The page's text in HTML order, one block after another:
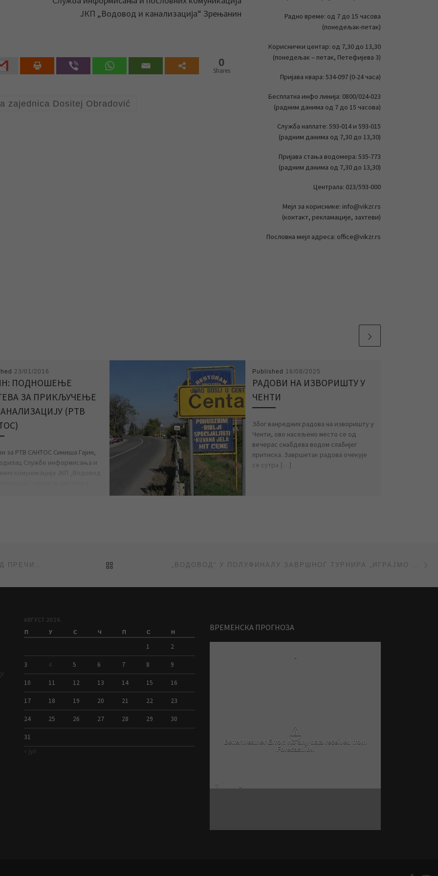
ЈКП „Водовод и канализација“ Зрењанин
0
Shares
zajednica Dositej Obradović
23/01/2016
ПОДНОШЕЊЕ
ЗА ПРИКЉУЧЕЊЕ
(РТВ
за РТВ САНТОС Синиша Гајин,
Службе информисања и
комуникација ЈКП „Водовод
Published 16/08/2025
РАДОВИ НА ИЗВОРИШТУ У
ЧЕНТИ
Због ванредних радова на изворишту у
Ченти, ово насељено место се од
вечерас снабдева водом слабијег
притиска. Завршетак радова очекује
се сутра […]
Радно време: од 7 до 15 часова
(понедељак-петак)
Кориснички центар: од 7,30 до 13,30
(понедељак – петак, Петефијева 3)
Пријава квара: 534-097 (0-24 часа)
Бесплатна инфо линија: 0800/024-023
(радним данима од 7 до 15 часова)
Служба наплате: 593-014 и 593-015
(радним данима од 7,30 до 13,30)
Пријава стања водомера: 535-773
(радним данима од 7,30 до 13,30)
Централа: 023/593-000
Мејл за кориснике: info@vikzr.rs
(контакт, рекламације, захтеви)
Пословна мејл адреса: office@vikzr.rs
РАДОВИ ПРИ КРАЈУ, УСКОРО ПОЧИЊЕ ПРОБНИ РАД ПРЕЧИШЋИВАЧА ВОДЕ BACK TO POST LIST „ВОДОВОД“ У ПОЛУФИНАЛУ ЗАВРШНОГ ТУРНИРА „ИГРАЈМО ЗА 16“
АВГУСТ 2026.
П У С Ч П С Н
1 2
3 4 5 6 7 8 9
10 11 12 13 14 15 16
17 18 19 20 21 22 23
24 25 26 27 28 29 30
31
« јул
ВРЕМЕНСКА ПРОГНОЗА
-
⚠
BetterWeather Error: No any data received from
Forecast.io!.